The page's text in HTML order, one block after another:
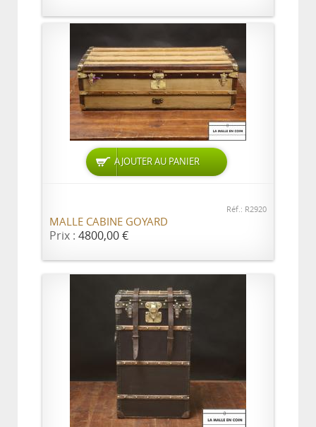
AJOUTER AU PANIER
Réf.: R2920
MALLE CABINE GOYARD
Prix : 4800,00 €